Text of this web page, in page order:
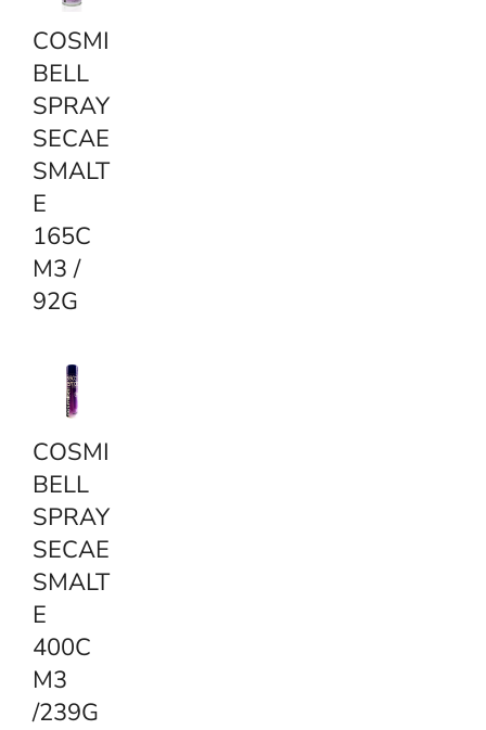
COSMI
BELL
SPRAY
SECAE
SMALT
E
165C
M3 /
92G
COSMI
BELL
SPRAY
SECAE
SMALT
E
400C
M3
/239G